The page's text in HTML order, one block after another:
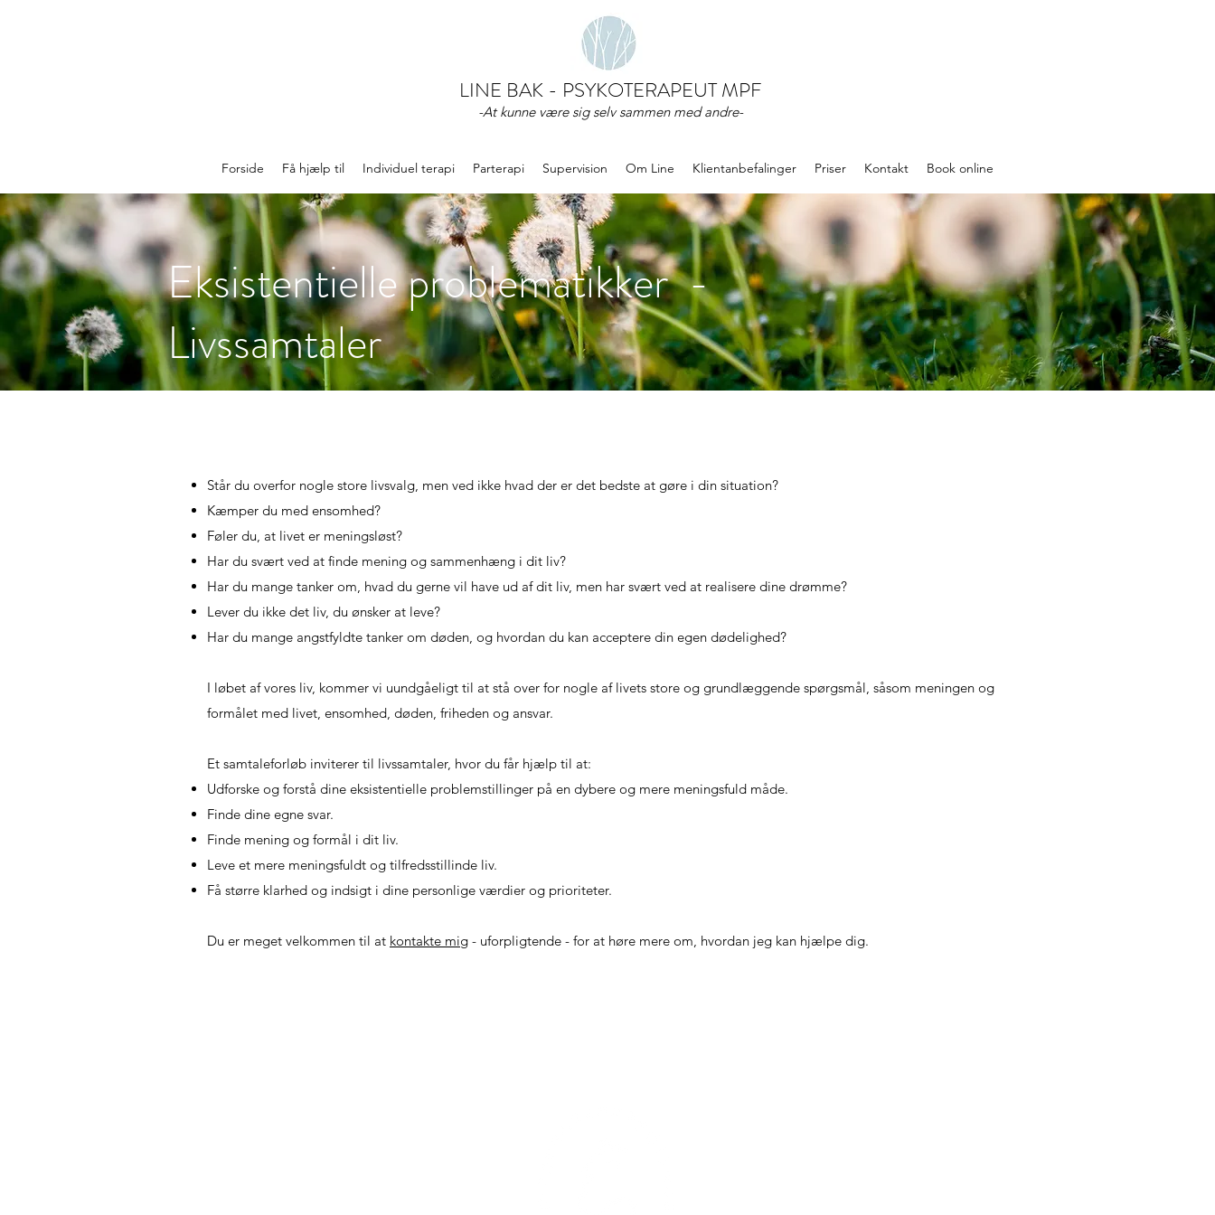
LINE BAK - PSYKOTERAPEUT MPF
-At kunne være sig selv sammen med andre-
Forside Få hjælp til Individuel terapi Parterapi Supervision Om Line Klientanbefalinger Priser Kontakt Book online
Eksistentielle problematikker -
Livssamtaler
Står du overfor nogle store livsvalg, men ved ikke hvad der er det bedste at gøre i din situation?
Kæmper du med ensomhed?
Føler du, at livet er meningsløst?
Har du svært ved at finde mening og sammenhæng i dit liv?
Har du mange tanker om, hvad du gerne vil have ud af dit liv, men har svært ved at realisere dine drømme?
Lever du ikke det liv, du ønsker at leve?
Har du mange angstfyldte tanker om døden, og hvordan du kan acceptere din egen dødelighed?
I løbet af vores liv, kommer vi uundgåeligt til at stå over for nogle af livets store og grundlæggende spørgsmål, såsom meningen og
formålet med livet, ensomhed, døden, friheden og ansvar.
Et samtaleforløb inviterer til livssamtaler, hvor du får hjælp til at:
Udforske og forstå dine eksistentielle problemstillinger på en dybere og mere meningsfuld måde.
Finde dine egne svar.
Finde mening og formål i dit liv.
Leve et mere meningsfuldt og tilfredsstillinde liv.
Få større klarhed og indsigt i dine personlige værdier og prioriteter.
Du er meget velkommen til at kontakte mig - uforpligtende - for at høre mere om, hvordan jeg kan hjælpe dig.